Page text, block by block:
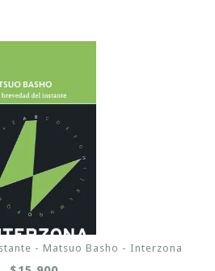
- Matsuo Basho - Interzona